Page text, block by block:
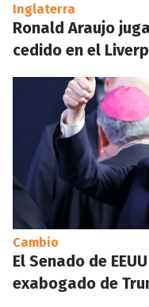
Inglaterra
Ronald Araujo
cedido en el
Cambio
El Senado de
exabogado de